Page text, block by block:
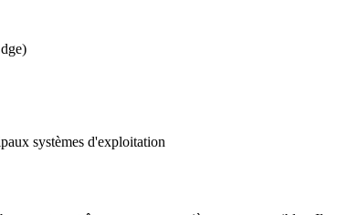
systèmes d'exploitation